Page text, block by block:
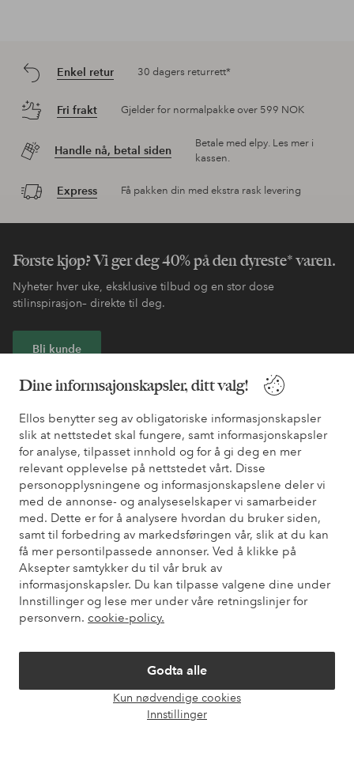
Dine informsajonskapsler, ditt valg!
Ellos benytter seg av obligatoriske informasjonskapsler
slik at nettstedet skal fungere, samt informasjonskapsler
for analyse, tilpasset innhold og for å gi deg en mer
relevant opplevelse på nettstedet vårt. Disse
personopplysningene og informasjonskapslene deler vi
med de annonse- og analyseselskaper vi samarbeider
med. Dette er for å analysere hvordan du bruker siden,
samt til forbedring av markedsføringen vår, slik at du kan
få mer persontilpassede annonser. Ved å klikke på
Aksepter samtykker du til vår bruk av
informasjonskapsler. Du kan tilpasse valgene dine under
Innstillinger og lese mer under våre retningslinjer for
personvern. cookie-policy.
Godta alle
Kun nødvendige cookies
Innstillinger
Enkel retur 30 dagers returrett*
Fri frakt Gjelder for normalpakke over 599 NOK
Handle nå, betal siden
Betale med elpy. Les mer i
kassen.
Express Få pakken din med ekstra rask levering
Første kjøp? Vi ger deg 40% på den dyreste* varen.
Nyheter hver uke, eksklusive tilbud og en stor dose
stilinspirasjon– direkte til deg.
Bli kunde
* Se tilbudsvilkår ved registrering
Trenger du hjelp?
Du finner svar på de vanligste spørsmålene i vår FAQ. Du finner
også informasjon om hvordan du kan kontakte oss.
Kundeservice Bestilling Betalingsmåte
Mine sider